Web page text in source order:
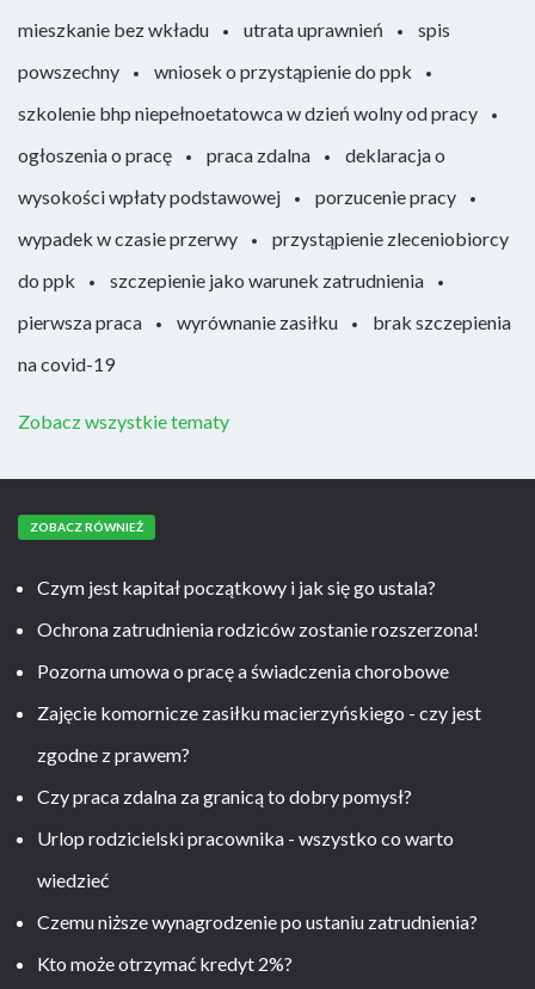
mieszkanie bez wkładu utrata uprawnień
spis
powszechny
wniosek o przystąpienie do ppk
szkolenie bhp niepełnoetatowca w dzień wolny od pracy
ogłoszenia o pracę
praca zdalna
deklaracja o
wysokości wpłaty podstawowej
porzucenie pracy
wypadek w czasie przerwy
przystąpienie zleceniobiorcy
do ppk
szczepienie jako warunek zatrudnienia
pierwsza praca
wyrównanie zasiłku
brak szczepienia
na covid-19
Zobacz wszystkie tematy
ZOBACZ RÓWNIEŻ
Czym jest kapitał początkowy i jak się go ustala?
Ochrona zatrudnienia rodziców zostanie rozszerzona!
Pozorna umowa o pracę a świadczenia chorobowe
Zajęcie komornicze zasiłku macierzyńskiego - czy jest
zgodne z prawem?
Czy praca zdalna za granicą to dobry pomysł?
Urlop rodzicielski pracownika - wszystko co warto
wiedzieć
Czemu niższe wynagrodzenie po ustaniu zatrudnienia?
Kto może otrzymać kredyt 2%?